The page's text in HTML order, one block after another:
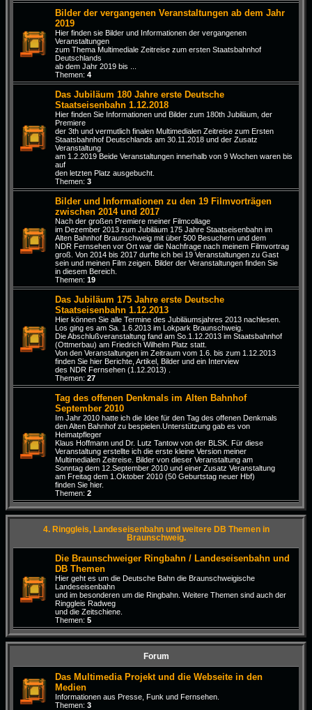
Bilder der vergangenen Veranstaltungen ab dem Jahr
2019
Hier finden sie Bilder und Informationen der vergangenen
Veranstaltungen
zum Thema Multimediale Zeitreise zum ersten Staatsbahnhof
Deutschlands
ab dem Jahr 2019 bis ...
Themen: 4
Das Jubiläum 180 Jahre erste Deutsche
Staatseisenbahn 1.12.2018
Hier finden Sie Informationen und Bilder zum 180th Jubiläum, der
Premiere
der 3th und vermutlich finalen Multimedialen Zeitreise zum Ersten
Staatsbahnhof Deutschlands am 30.11.2018 und der Zusatz
Veranstaltung
am 1.2.2019 Beide Veranstaltungen innerhalb von 9 Wochen waren bis
auf
den letzten Platz ausgebucht.
Themen: 3
Bilder und Informationen zu den 19 Filmvorträgen
zwischen 2014 und 2017
Nach der großen Premiere meiner Filmcollage
im Dezember 2013 zum Jubiläum 175 Jahre Staatseisenbahn im
Alten Bahnhof Braunschweig mit über 500 Besuchern und dem
NDR Fernsehen vor Ort war die Nachfrage nach meinem Filmvortrag
groß. Von 2014 bis 2017 durfte ich bei 19 Veranstaltungen zu Gast
sein und meinen Film zeigen. Bilder der Veranstaltungen finden Sie
in diesem Bereich.
Themen: 19
Das Jubiläum 175 Jahre erste Deutsche
Staatseisenbahn 1.12.2013
Hier können Sie alle Termine des Jubiläumsjahres 2013 nachlesen.
Los ging es am Sa. 1.6.2013 im Lokpark Braunschweig.
Die Abschlußveranstaltung fand am So.1.12.2013 im Staatsbahnhof
(Ottmerbau) am Friedrich Wilhelm Platz statt.
Von den Veranstaltungen im Zeitraum vom 1.6. bis zum 1.12.2013
finden Sie hier Berichte, Artikel, Bilder und ein Interview
des NDR Fernsehen (1.12.2013) .
Themen: 27
Tag des offenen Denkmals im Alten Bahnhof
September 2010
Im Jahr 2010 hatte ich die Idee für den Tag des offenen Denkmals
den Alten Bahnhof zu bespielen.Unterstützung gab es von
Heimatpfleger
Klaus Hoffmann und Dr. Lutz Tantow von der BLSK. Für diese
Veranstaltung erstellte ich die erste kleine Version meiner
Multimedialen Zeitreise. Bilder von dieser Veranstaltung am
Sonntag dem 12.September 2010 und einer Zusatz Veranstaltung
am Freitag dem 1.Oktober 2010 (50 Geburtstag neuer Hbf)
finden Sie hier.
Themen: 2
4. Ringgleis, Landeseisenbahn und weitere DB Themen in
Braunschweig.
Die Braunschweiger Ringbahn / Landeseisenbahn und
DB Themen
Hier geht es um die Deutsche Bahn die Braunschweigische
Landeseisenbahn
und im besonderen um die Ringbahn. Weitere Themen sind auch der
Ringgleis Radweg
und die Zeitschiene.
Themen: 5
Forum
Das Multimedia Projekt und die Webseite in den
Medien
Informationen aus Presse, Funk und Fernsehen.
Themen: 3